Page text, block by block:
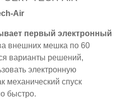
Air
первый электронный
внешних мешка по 60
варианты решений,
электронную
механический спуск
быстро.